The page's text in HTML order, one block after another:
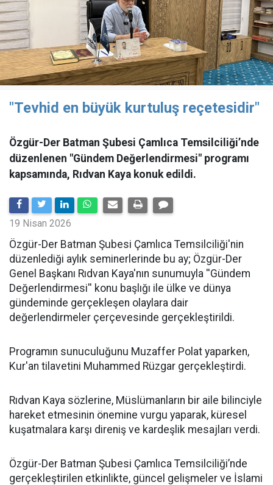
"Tevhid en büyük kurtuluş reçetesidir"
Özgür-Der Batman Şubesi Çamlıca Temsilciliği’nde
düzenlenen "Gündem Değerlendirmesi" programı
kapsamında, Rıdvan Kaya konuk edildi.
19 Nisan 2026
​Özgür-Der Batman Şubesi Çamlıca Temsilciliği'nin
düzenlediği aylık seminerlerinde bu ay; Özgür-Der
Genel Başkanı Rıdvan Kaya'nın sunumuyla ''Gündem
Değerlendirmesi'' konu başlığı ile ülke ve dünya
gündeminde gerçekleşen olaylara dair
değerlendirmeler çerçevesinde gerçekleştirildi.
Programın sunuculuğunu Muzaffer Polat yaparken,
Kur'an tilavetini Muhammed Rüzgar gerçekleştirdi.
Rıdvan Kaya sözlerine, Müslümanların bir aile bilinciyle
hareket etmesinin önemine vurgu yaparak, küresel
kuşatmalara karşı direniş ve kardeşlik mesajları verdi.
Özgür-Der Batman Şubesi Çamlıca Temsilciliği’nde
gerçekleştirilen etkinlikte, güncel gelişmeler ve İslami